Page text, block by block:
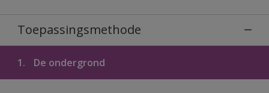
Toepassingsmethode
1. De ondergrond